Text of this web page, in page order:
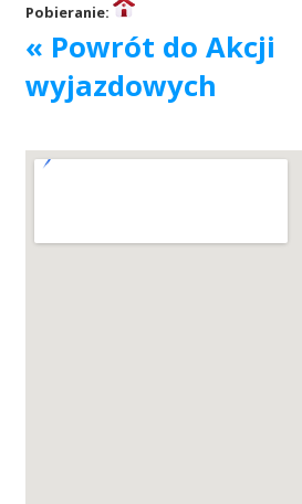
Akcje wyjazdowe
Krwiodawcy
Szpitale
Pobieranie:
« Powrót do Akcji
wyjazdowych